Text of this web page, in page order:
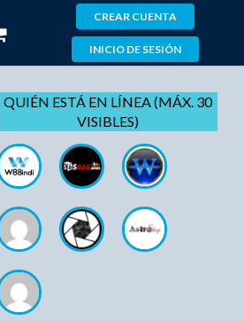
CREAR CUENTA
INICIO DE SESIÓN
QUIÉN ESTÁ EN LÍNEA (MÁX. 30
VISIBLES)